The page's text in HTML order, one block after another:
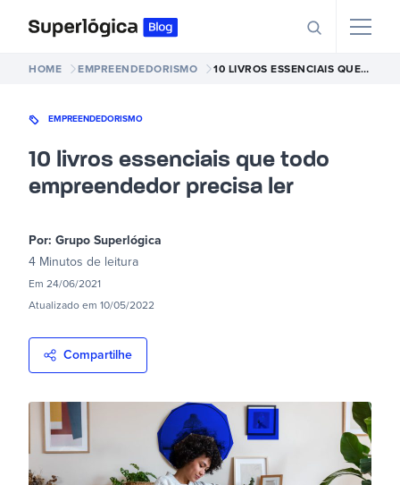
HOME EMPREENDEDORISMO 10 LIVROS ESSENCIAIS QUE TODO EMPREENDEDOR PRECISA LER
EMPREENDEDORISMO
10 livros essenciais que todo
empreendedor precisa ler
Por: Grupo Superlógica
4 Minutos de leitura
Em 24/06/2021
Atualizado em 10/05/2022
Compartilhe